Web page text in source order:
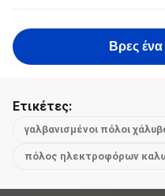
Βρες
Ετικέτες:
γαλβανισμένοι πόλοι
πόλος ηλεκτροφόρων